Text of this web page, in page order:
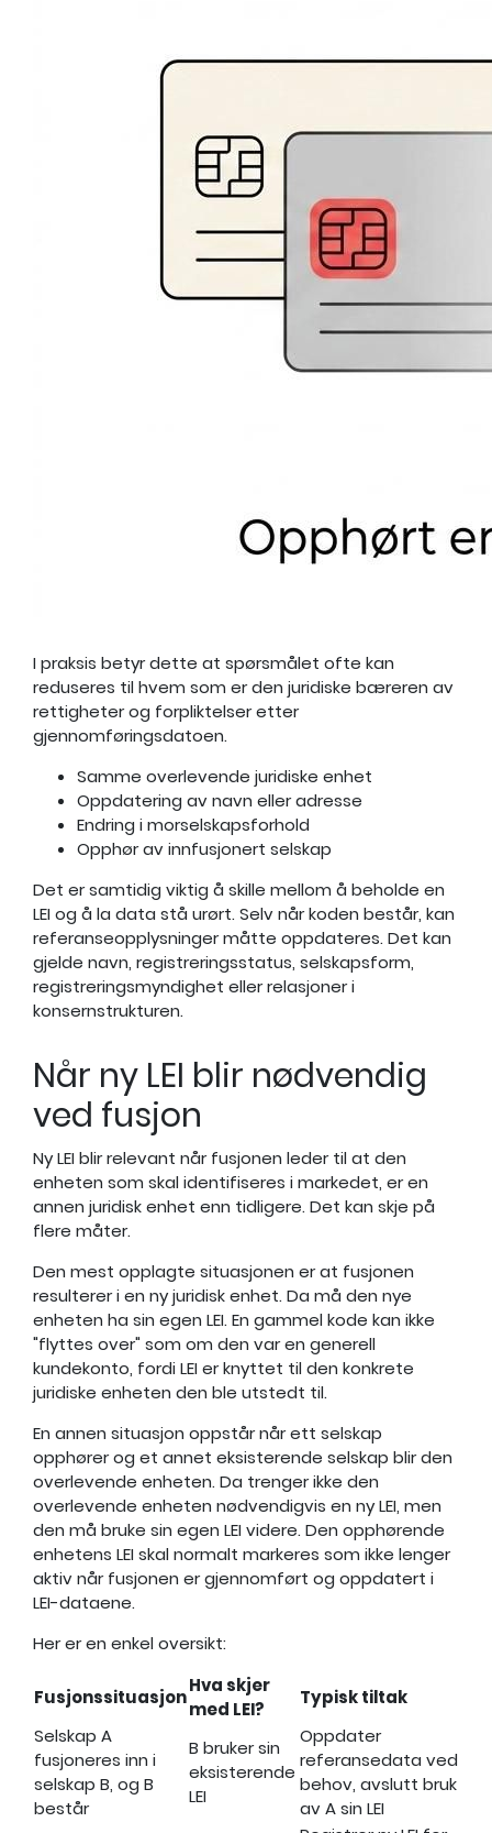
I praksis betyr dette at spørsmålet ofte kan
reduseres til hvem som er den juridiske bæreren av
rettigheter og forpliktelser etter
gjennomføringsdatoen.
Samme overlevende juridiske enhet
Oppdatering av navn eller adresse
Endring i morselskapsforhold
Opphør av innfusjonert selskap
Det er samtidig viktig å skille mellom å beholde en
LEI og å la data stå urørt. Selv når koden består, kan
referanseopplysninger måtte oppdateres. Det kan
gjelde navn, registreringsstatus, selskapsform,
registreringsmyndighet eller relasjoner i
konsernstrukturen.
Når ny LEI blir nødvendig
ved fusjon
Ny LEI blir relevant når fusjonen leder til at den
enheten som skal identifiseres i markedet, er en
annen juridisk enhet enn tidligere. Det kan skje på
flere måter.
Den mest opplagte situasjonen er at fusjonen
resulterer i en ny juridisk enhet. Da må den nye
enheten ha sin egen LEI. En gammel kode kan ikke
"flyttes over" som om den var en generell
kundekonto, fordi LEI er knyttet til den konkrete
juridiske enheten den ble utstedt til.
En annen situasjon oppstår når ett selskap
opphører og et annet eksisterende selskap blir den
overlevende enheten. Da trenger ikke den
overlevende enheten nødvendigvis en ny LEI, men
den må bruke sin egen LEI videre. Den opphørende
enhetens LEI skal normalt markeres som ikke lenger
aktiv når fusjonen er gjennomført og oppdatert i
LEI-dataene.
Her er en enkel oversikt:
Fusjonssituasjon
Hva skjer
med LEI?
Typisk tiltak
Selskap A
fusjoneres inn i
selskap B, og B
består
B bruker sin
eksisterende
LEI
Oppdater
referansedata ved
behov, avslutt bruk
av A sin LEI